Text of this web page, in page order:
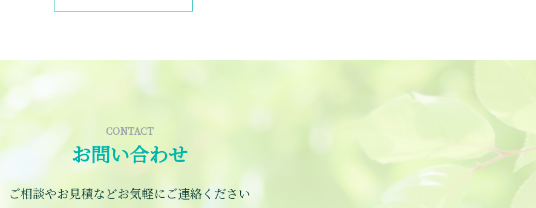
CONTACT
お問い合わせ
ご相談やお見積などお気軽にご連絡ください